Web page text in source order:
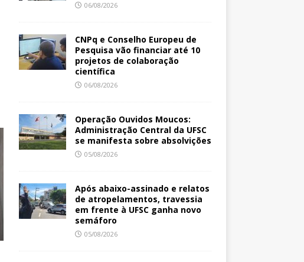
06/08/2026
CNPq e Conselho Europeu de
Pesquisa vão financiar até 10
projetos de colaboração
científica
06/08/2026
Operação Ouvidos Moucos:
Administração Central da UFSC
se manifesta sobre absolvições
05/08/2026
Após abaixo-assinado e relatos
de atropelamentos, travessia
em frente à UFSC ganha novo
semáforo
05/08/2026